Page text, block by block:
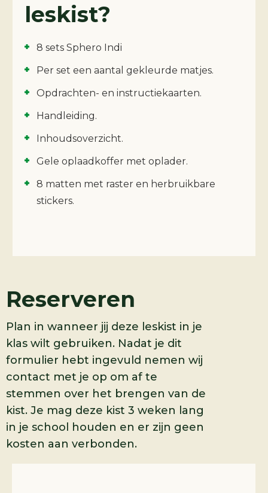
leskist?
8 sets Sphero Indi
Per set een aantal gekleurde matjes.
Opdrachten- en instructiekaarten.
Handleiding.
Inhoudsoverzicht.
Gele oplaadkoffer met oplader.
8 matten met raster en herbruikbare
stickers.
Reserveren
Plan in wanneer jij deze leskist in je
klas wilt gebruiken. Nadat je dit
formulier hebt ingevuld nemen wij
contact met je op om af te
stemmen over het brengen van de
kist. Je mag deze kist 3 weken lang
in je school houden en er zijn geen
kosten aan verbonden.